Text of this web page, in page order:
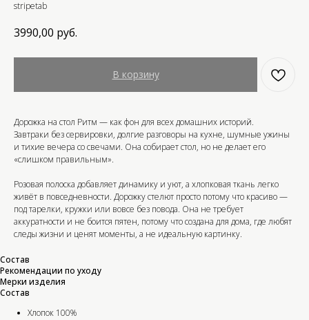
stripetab
3990,00 руб.
В корзину
Дорожка на стол Ритм — как фон для всех домашних историй.
Завтраки без сервировки, долгие разговоры на кухне, шумные ужины
и тихие вечера со свечами. Она собирает стол, но не делает его
«слишком правильным».
Розовая полоска добавляет динамику и уют, а хлопковая ткань легко
живёт в повседневности. Дорожку стелют просто потому что красиво —
под тарелки, кружки или вовсе без повода. Она не требует
аккуратности и не боится пятен, потому что создана для дома, где любят
следы жизни и ценят моменты, а не идеальную картинку.
Состав
Рекомендации по уходу
Мерки изделия
Состав
Хлопок 100%